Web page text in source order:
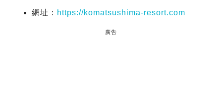
網址： https://komatsushima-resort.com
廣告